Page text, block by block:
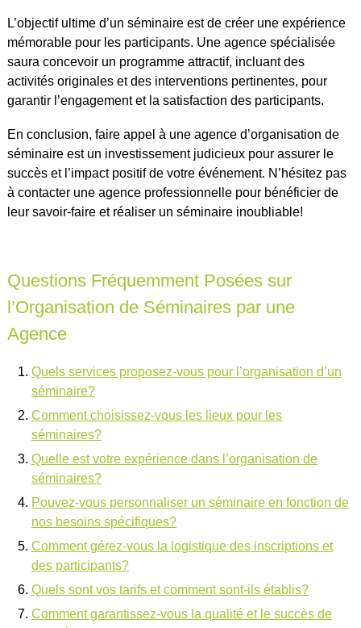
L’objectif ultime d’un séminaire est de créer une expérience
mémorable pour les participants. Une agence spécialisée
saura concevoir un programme attractif, incluant des
activités originales et des interventions pertinentes, pour
garantir l’engagement et la satisfaction des participants.
En conclusion, faire appel à une agence d’organisation de
séminaire est un investissement judicieux pour assurer le
succès et l’impact positif de votre événement. N’hésitez pas
à contacter une agence professionnelle pour bénéficier de
leur savoir-faire et réaliser un séminaire inoubliable!
Questions Fréquemment Posées sur
l’Organisation de Séminaires par une
Agence
Quels services proposez-vous pour l’organisation d’un
séminaire?
Comment choisissez-vous les lieux pour les
séminaires?
Quelle est votre expérience dans l’organisation de
séminaires?
Pouvez-vous personnaliser un séminaire en fonction de
nos besoins spécifiques?
Comment gérez-vous la logistique des inscriptions et
des participants?
Quels sont vos tarifs et comment sont-ils établis?
Comment garantissez-vous la qualité et le succès de